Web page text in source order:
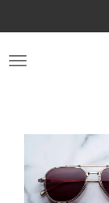
direct
naar